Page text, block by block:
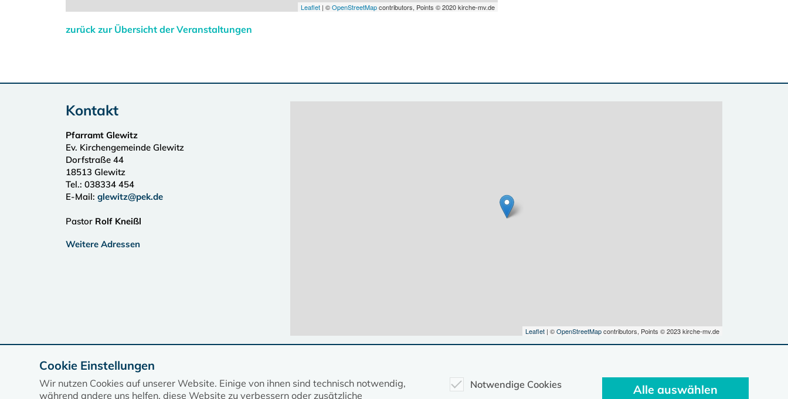
Leaflet| ©OpenStreetMapcontributors, Points © 2020 kirche-mv.de
zurück zur Übersicht der Veranstaltungen
Kontakt
Pfarramt Glewitz
Ev. Kirchengemeinde Glewitz
Dorfstraße 44
18513 Glewitz
Tel.: 038334 454
E-Mail: glewitz@pek.de
Pastor Rolf Kneißl
Weitere Adressen
Leaflet| ©OpenStreetMapcontributors, Points © 2023 kirche-mv.de
Diese Seite gehört zum Portal
kirche-mv.de
Cookie Einstellungen
Wir nutzen Cookies auf unserer Website. Einige von ihnen sind technisch notwendig,
während andere uns helfen, diese Website zu verbessern oder zusätzliche
Notwendige Cookies Alle auswählen